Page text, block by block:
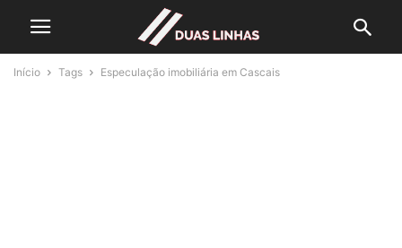
Início Tags Especulação imobiliária em Cascais